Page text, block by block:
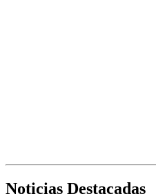
Noticias Destacadas